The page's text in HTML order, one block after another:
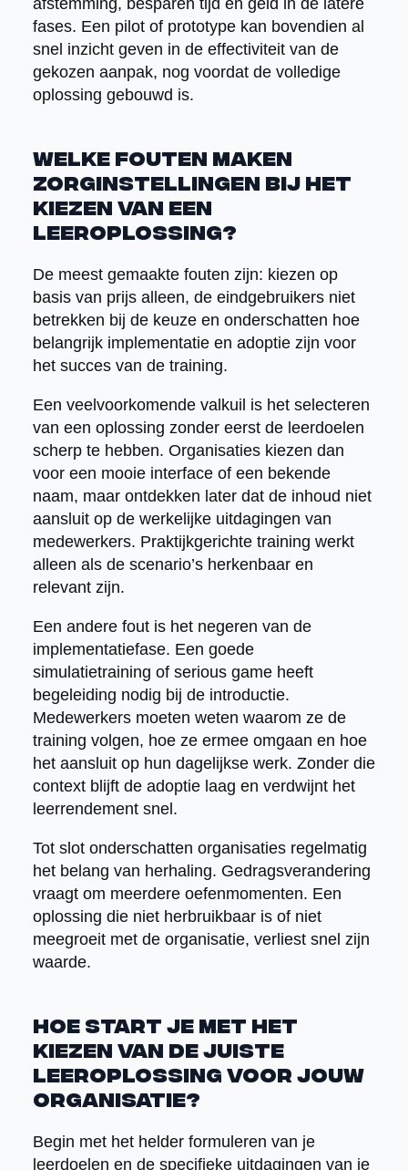
fases. Een pilot of prototype kan bovendien al
snel inzicht geven in de effectiviteit van de
gekozen aanpak, nog voordat de volledige
oplossing gebouwd is.
Welke fouten maken
zorginstellingen bij het
kiezen van een
leeroplossing?
De meest gemaakte fouten zijn: kiezen op
basis van prijs alleen, de eindgebruikers niet
betrekken bij de keuze en onderschatten hoe
belangrijk implementatie en adoptie zijn voor
het succes van de training.
Een veelvoorkomende valkuil is het selecteren
van een oplossing zonder eerst de leerdoelen
scherp te hebben. Organisaties kiezen dan
voor een mooie interface of een bekende
naam, maar ontdekken later dat de inhoud niet
aansluit op de werkelijke uitdagingen van
medewerkers. Praktijkgerichte training werkt
alleen als de scenario’s herkenbaar en
relevant zijn.
Een andere fout is het negeren van de
implementatiefase. Een goede
simulatietraining of serious game heeft
begeleiding nodig bij de introductie.
Medewerkers moeten weten waarom ze de
training volgen, hoe ze ermee omgaan en hoe
het aansluit op hun dagelijkse werk. Zonder die
context blijft de adoptie laag en verdwijnt het
leerrendement snel.
Tot slot onderschatten organisaties regelmatig
het belang van herhaling. Gedragsverandering
vraagt om meerdere oefenmomenten. Een
oplossing die niet herbruikbaar is of niet
meegroeit met de organisatie, verliest snel zijn
waarde.
Hoe start je met het
kiezen van de juiste
leeroplossing voor jouw
organisatie?
Begin met het helder formuleren van je
leerdoelen en de specifieke uitdagingen van je